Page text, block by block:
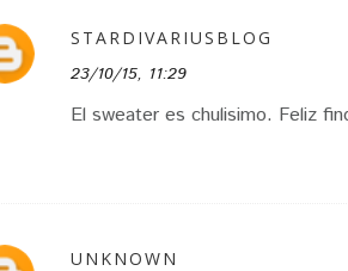
STARDIVARIUSBLOG
23/10/15, 11:29
El sweater es chulisimo. Feliz
UNKNOWN